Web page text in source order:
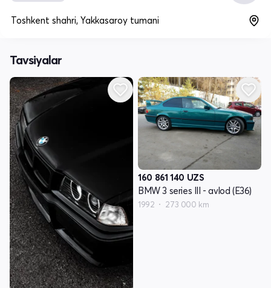
Toshkent shahri, Yakkasaroy tumani
Tavsiyalar
160 861 140 UZS
BMW 3 series III - avlod (E36)
1992 273 000 km